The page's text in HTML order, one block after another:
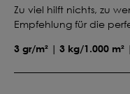
Zu viel hilft nichts, zu
Empfehlung für die
3 gr/m² | 3 kg/1.000